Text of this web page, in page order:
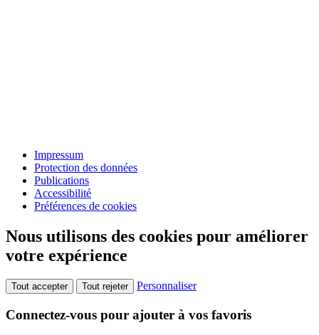
Impressum
Protection des données
Publications
Accessibilité
Préférences de cookies
Nous utilisons des cookies pour améliorer
votre expérience
Tout accepter Tout rejeter Personnaliser
Connectez-vous pour ajouter à vos favoris